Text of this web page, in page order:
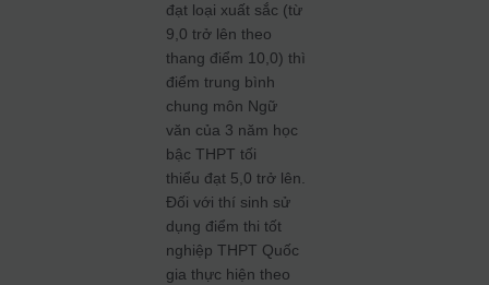
đạt loại xuất sắc (từ
9,0 trở lên theo
thang điểm 10,0) thì
điểm trung bình
chung môn Ngữ
văn của 3 năm học
bậc THPT tối
thiểu đạt 5,0 trở lên.
Đối với thí sinh sử
dụng điểm thi tốt
nghiệp THPT Quốc
gia thực hiện theo